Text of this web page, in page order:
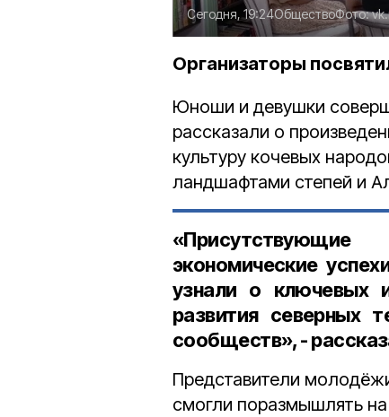
Сегодня, 19:24ОбществоФото:
Организаторы
Юноши и девушки
рассказали о
культуру кочевых
ландшафтами степей и
«Присутствующие
экономические
узнали о ключевых
развития северных
сообществ», -
Представители
смогли поразмышлять